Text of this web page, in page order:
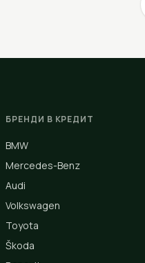
БРЕНДИ В КРЕДИТ
BMW
Mercedes-Benz
Audi
Volkswagen
Toyota
Škoda